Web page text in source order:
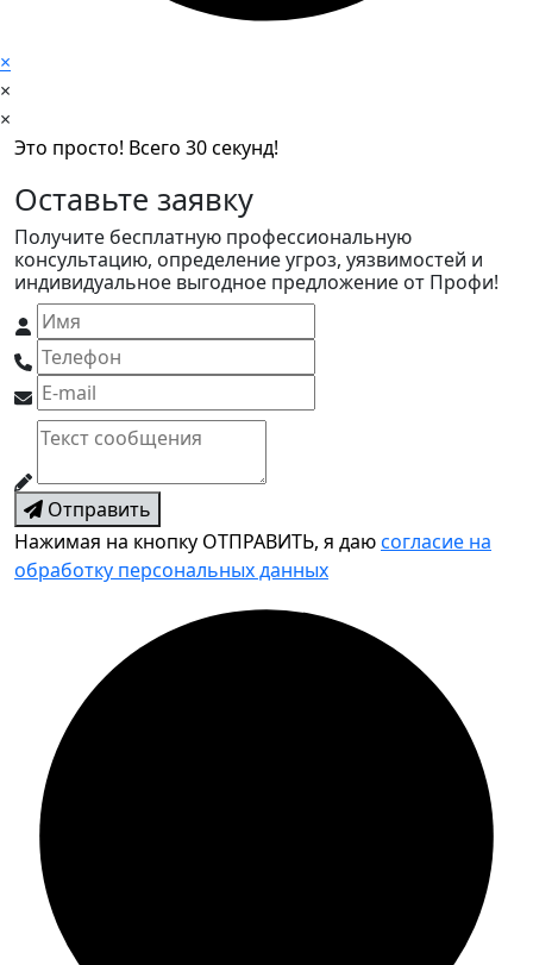
×
×
×
Это просто! Всего 30 секунд!
Оставьте заявку
Получите бесплатную профессиональную
консультацию, определение угроз, уязвимостей и
индивидуальное выгодное предложение от Профи!
Отправить
Нажимая на кнопку ОТПРАВИТЬ, я даюсогласие на
обработку персональных данных